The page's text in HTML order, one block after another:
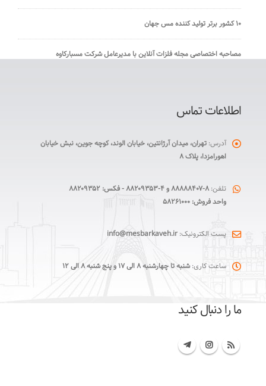
۱۰ کشور برتر تولید کننده مس جهان
مصاحبه اختصاصی مجله فلزات آنلاین با مدیرعامل شرکت مسبارکاوه
اطلاعات تماس
آدرس: تهران، میدان آرژانتین، خیابان الوند، کوچه جوین، نبش خیابان
اهورامزدا، پلاک ۸
تلفن: ۸-۸۸۸۸۸۴۰۷ و ۴-۸۸۲۰۹۳۵۳ - فکس: ۸۸۲۰۹۳۵۲
واحد فروش: ۵۸۲۶۱۰۰۰
پست الکترونیک: info@mesbarkaveh.ir
ساعت کاری: شنبه تا چهارشنبه ۸ الی ۱۷ و پنج شنبه ۸ الی ۱۲
ما را دنبال کنید